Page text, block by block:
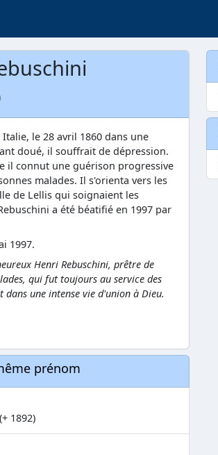
le 28 avril 1860 dans une
doué, il souffrait de dépression.
il connut une guérison progressive
malades. Il s'orienta vers les
de Lellis qui soignaient les
a été béatifié en 1997 par
1997.
Henri Rebuschini, prêtre de
qui fut toujours au service des
une intense vie d'union à Dieu.
prénom
1892)